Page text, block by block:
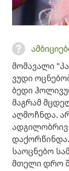
მომავალი
ვუდი
ბედი
მაგრამ
აღმოჩნდა.
ადგილობრივ
დაქორწინდა.
საოცნებო
მთელი დრო